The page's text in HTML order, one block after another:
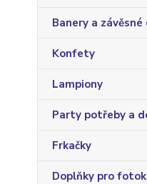
Banery a závěsné
Konfety
Lampiony
Party potřeby a
Frkačky
Doplňky pro